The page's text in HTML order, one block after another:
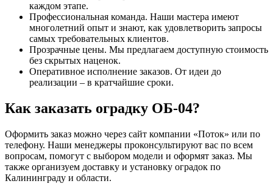
каждом этапе.
Профессиональная команда. Наши мастера имеют
многолетний опыт и знают, как удовлетворить запросы
самых требовательных клиентов.
Прозрачные цены. Мы предлагаем доступную стоимость
без скрытых наценок.
Оперативное исполнение заказов. От идеи до
реализации – в кратчайшие сроки.
Как заказать оградку ОБ-04?
Оформить заказ можно через сайт компании «Поток» или по
телефону. Наши менеджеры проконсультируют вас по всем
вопросам, помогут с выбором модели и оформят заказ. Мы
также организуем доставку и установку оградок по
Калининграду и области.